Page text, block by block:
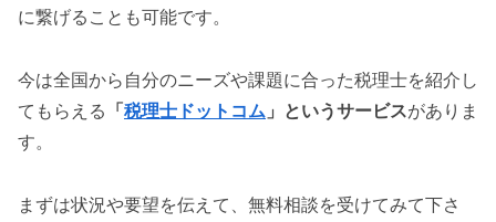
に繋げることも可能です。
今は全国から自分のニーズや課題に合った税理士を紹介し
てもらえる 「税理士ドットコム 」というサービスがありま
す。
まずは状況や要望を伝えて、無料相談を受けてみて下さ